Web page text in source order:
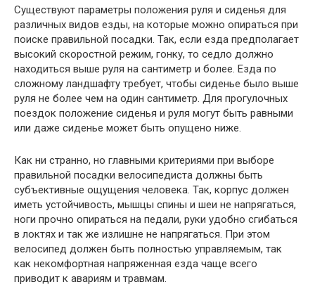
Существуют параметры положения руля и сиденья для
различных видов езды, на которые можно опираться при
поиске правильной посадки. Так, если езда предполагает
высокий скоростной режим, гонку, то седло должно
находиться выше руля на сантиметр и более. Езда по
сложному ландшафту требует, чтобы сиденье было выше
руля не более чем на один сантиметр. Для прогулочных
поездок положение сиденья и руля могут быть равными
или даже сиденье может быть опущено ниже.
Как ни странно, но главными критериями при выборе
правильной посадки велосипедиста должны быть
субъективные ощущения человека. Так, корпус должен
иметь устойчивость, мышцы спины и шеи не напрягаться,
ноги прочно опираться на педали, руки удобно сгибаться
в локтях и так же излишне не напрягаться. При этом
велосипед должен быть полностью управляемым, так
как некомфортная напряженная езда чаще всего
приводит к авариям и травмам.